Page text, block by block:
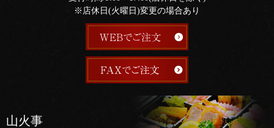
※店休日(火曜日)変更の場合あり
山火事